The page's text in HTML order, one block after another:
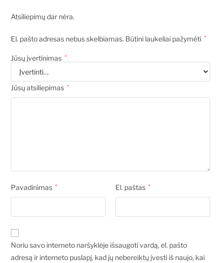
Atsiliepimų dar nėra.
El. pašto adresas nebus skelbiamas. Būtini laukeliai pažymėti *
Jūsų įvertinimas *
Jūsų atsiliepimas *
Pavadinimas * El. paštas *
Noriu savo interneto naršyklėje išsaugoti vardą, el. pašto
adresą ir interneto puslapį, kad jų nebereiktų įvesti iš naujo, kai